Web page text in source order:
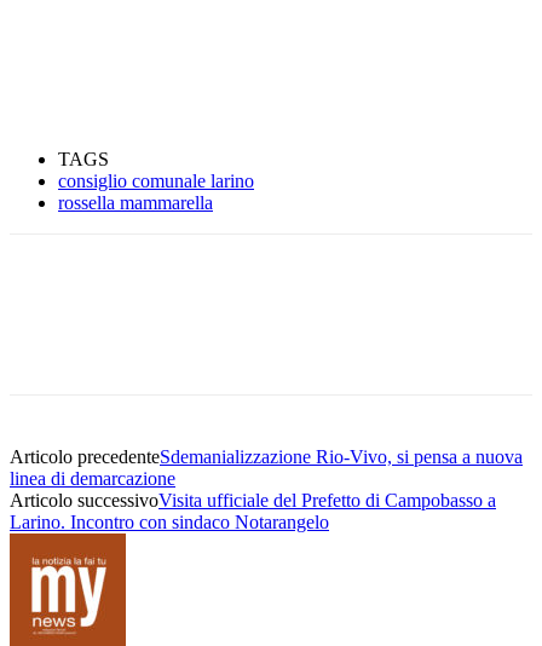
TAGS
consiglio comunale larino
rossella mammarella
Articolo precedenteSdemanializzazione Rio-Vivo, si pensa a nuova
linea di demarcazione
Articolo successivoVisita ufficiale del Prefetto di Campobasso a
Larino. Incontro con sindaco Notarangelo